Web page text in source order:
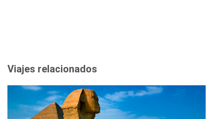
Viajes relacionados